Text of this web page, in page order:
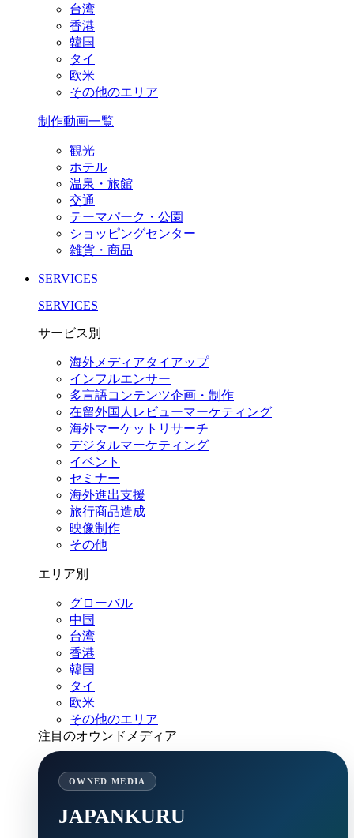
台湾
香港
韓国
タイ
欧米
その他のエリア
制作動画一覧
観光
ホテル
温泉・旅館
交通
テーマパーク・公園
ショッピングセンター
雑貨・商品
SERVICES
SERVICES
サービス別
海外メディアタイアップ
インフルエンサー
多言語コンテンツ企画・制作
在留外国⼈レビューマーケティング
海外マーケットリサーチ
デジタルマーケティング
イベント
セミナー
海外進出支援
旅行商品造成
映像制作
その他
エリア別
グローバル
中国
台湾
香港
韓国
タイ
欧米
その他のエリア
注目のオウンドメディア
OWNED MEDIA
JAPANKURU